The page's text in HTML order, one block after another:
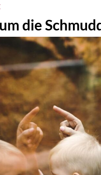
die